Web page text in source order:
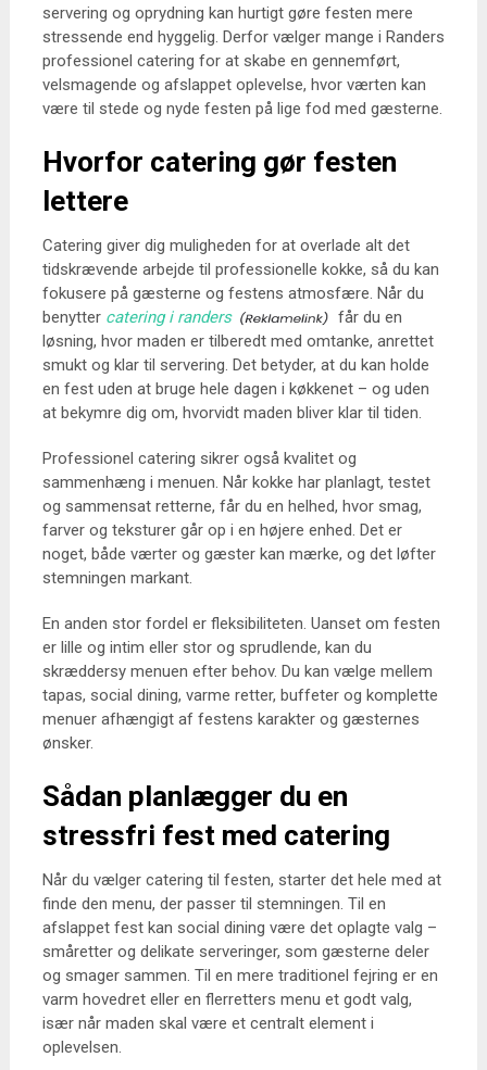
servering og oprydning kan hurtigt gøre festen mere
stressende end hyggelig. Derfor vælger mange i Randers
professionel catering for at skabe en gennemført,
velsmagende og afslappet oplevelse, hvor værten kan
være til stede og nyde festen på lige fod med gæsterne.
Hvorfor catering gør festen
lettere
Catering giver dig muligheden for at overlade alt det
tidskrævende arbejde til professionelle kokke, så du kan
fokusere på gæsterne og festens atmosfære. Når du
benytter catering i randers
får du en
løsning, hvor maden er tilberedt med omtanke, anrettet
smukt og klar til servering. Det betyder, at du kan holde
en fest uden at bruge hele dagen i køkkenet – og uden
at bekymre dig om, hvorvidt maden bliver klar til tiden.
Professionel catering sikrer også kvalitet og
sammenhæng i menuen. Når kokke har planlagt, testet
og sammensat retterne, får du en helhed, hvor smag,
farver og teksturer går op i en højere enhed. Det er
noget, både værter og gæster kan mærke, og det løfter
stemningen markant.
En anden stor fordel er fleksibiliteten. Uanset om festen
er lille og intim eller stor og sprudlende, kan du
skræddersy menuen efter behov. Du kan vælge mellem
tapas, social dining, varme retter, buffeter og komplette
menuer afhængigt af festens karakter og gæsternes
ønsker.
Sådan planlægger du en
stressfri fest med catering
Når du vælger catering til festen, starter det hele med at
finde den menu, der passer til stemningen. Til en
afslappet fest kan social dining være det oplagte valg –
småretter og delikate serveringer, som gæsterne deler
og smager sammen. Til en mere traditionel fejring er en
varm hovedret eller en flerretters menu et godt valg,
især når maden skal være et centralt element i
oplevelsen.